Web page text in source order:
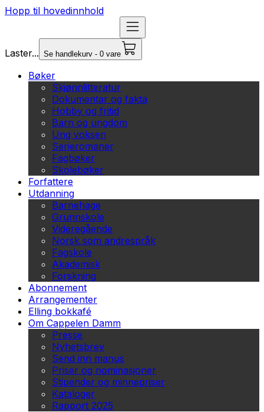
Hopp til hovedinnhold
Laster... Se handlekurv - 0 vare
Bøker
Skjønnlitteratur
Dokumentar og fakta
Hobby og fritid
Barn og ungdom
Ung voksen
Serieromaner
Fagbøker
Skolebøker
Forfattere
Utdanning
Barnehage
Grunnskole
Videregående
Norsk som andrespråk
Fagskole
Akademisk
Forskning
Abonnement
Arrangementer
Elling bokkafé
Om Cappelen Damm
Presse
Nyhetsbrev
Send inn manus
Priser og nominasjoner
Stipender og minnepriser
Kataloger
Rapport 2025